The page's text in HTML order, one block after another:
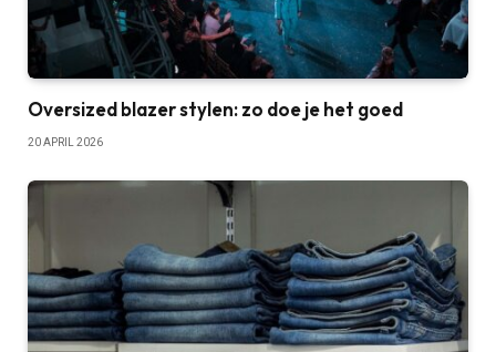
Oversized blazer stylen: zo doe je het goed
20 APRIL 2026